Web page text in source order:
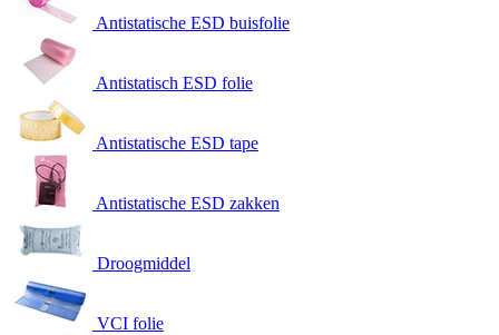
Antistatische ESD buisfolie
Antistatisch ESD folie
Antistatische ESD tape
Antistatische ESD zakken
Droogmiddel
VCI folie